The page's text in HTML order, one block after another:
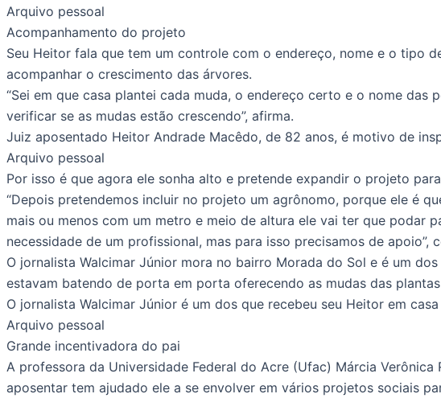
Arquivo pessoal
Acompanhamento do projeto
Seu Heitor fala que tem um controle com o endereço, nome e o tipo
acompanhar o crescimento das árvores.
“Sei em que casa plantei cada muda, o endereço certo e o nome
verificar se as mudas estão crescendo”, afirma.
Juiz aposentado Heitor Andrade Macêdo, de 82 anos, é motivo de
Arquivo pessoal
Por isso é que agora ele sonha alto e pretende expandir o projeto
“Depois pretendemos incluir no projeto um agrônomo, porque ele é
mais ou menos com um metro e meio de altura ele vai ter que podar
necessidade de um profissional, mas para isso precisamos de apoio”,
O jornalista Walcimar Júnior mora no bairro Morada do Sol e é um
estavam batendo de porta em porta oferecendo as mudas das plantas
O jornalista Walcimar Júnior é um dos que recebeu seu Heitor em
Arquivo pessoal
Grande incentivadora do pai
A professora da Universidade Federal do Acre (Ufac) Márcia
aposentar tem ajudado ele a se envolver em vários projetos sociais